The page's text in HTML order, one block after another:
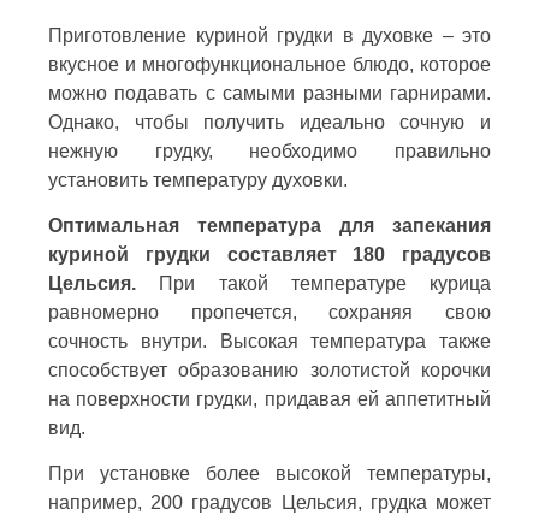
Приготовление куриной грудки в духовке – это
вкусное и многофункциональное блюдо, которое
можно подавать с самыми разными гарнирами.
Однако, чтобы получить идеально сочную и
нежную грудку, необходимо правильно
установить температуру духовки.
Оптимальная температура для запекания
куриной грудки составляет 180 градусов
Цельсия. При такой температуре курица
равномерно пропечется, сохраняя свою
сочность внутри. Высокая температура также
способствует образованию золотистой корочки
на поверхности грудки, придавая ей аппетитный
вид.
При установке более высокой температуры,
например, 200 градусов Цельсия, грудка может